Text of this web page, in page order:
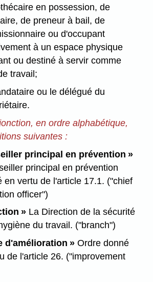
en possession, de
de preneur à bail, de
ou d'occupant
à un espace physique
ou destiné à servir comme
travail;
ou le délégué du
en ordre alphabétique,
suivantes :
principal en prévention »
principal en prévention
en vertu de l'article 17.1. ("chief
officer")
»La Direction de la sécurité
du travail. ("branch")
d'amélioration »Ordre donné
de l'article 26. ("improvement